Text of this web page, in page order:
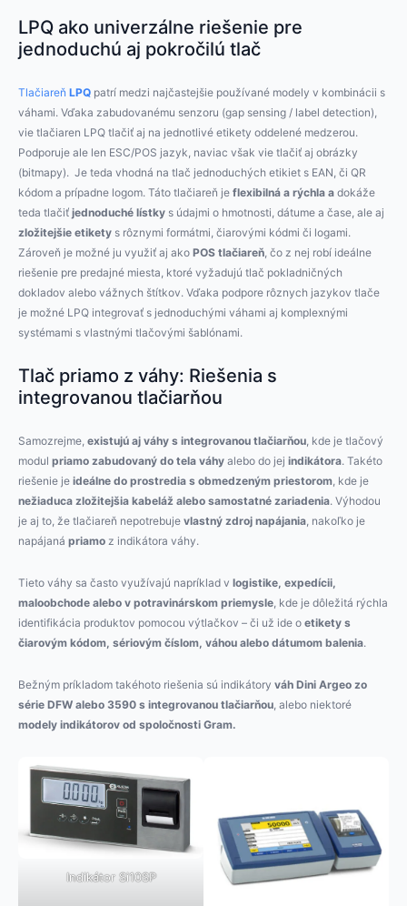
LPQ ako univerzálne riešenie pre
jednoduchú aj pokročilú tlač
Tlačiareň LPQ patrí medzi najčastejšie používané modely v kombinácii s
váhami. Vďaka zabudovanému senzoru (gap sensing / label detection),
vie tlačiaren LPQ tlačiť aj na jednotlivé etikety oddelené medzerou.
Podporuje ale len ESC/POS jazyk, naviac však vie tlačiť aj obrázky
(bitmapy). Je teda vhodná na tlač jednoduchých etikiet s EAN, či QR
kódom a prípadne logom. Táto tlačiareň je flexibilná a rýchla a dokáže
teda tlačiť jednoduché lístky s údajmi o hmotnosti, dátume a čase, ale aj
zložitejšie etikety s rôznymi formátmi, čiarovými kódmi či logami.
Zároveň je možné ju využiť aj ako POS tlačiareň, čo z nej robí ideálne
riešenie pre predajné miesta, ktoré vyžadujú tlač pokladničných
dokladov alebo vážnych štítkov. Vďaka podpore rôznych jazykov tlače
je možné LPQ integrovať s jednoduchými váhami aj komplexnými
systémami s vlastnými tlačovými šablónami.
Tlač priamo z váhy: Riešenia s
integrovanou tlačiarňou
Samozrejme, existujú aj váhy s integrovanou tlačiarňou, kde je tlačový
modul priamo zabudovaný do tela váhy alebo do jej indikátora. Takéto
riešenie je ideálne do prostredia s obmedzeným priestorom, kde je
nežiaduca zložitejšia kabeláž alebo samostatné zariadenia. Výhodou
je aj to, že tlačiareň nepotrebuje vlastný zdroj napájania, nakoľko je
napájaná priamo z indikátora váhy.
Tieto váhy sa často využívajú napríklad v logistike, expedícii,
maloobchode alebo v potravinárskom priemysle, kde je dôležitá rýchla
identifikácia produktov pomocou výtlačkov – či už ide o etikety s
čiarovým kódom, sériovým číslom, váhou alebo dátumom balenia.
Bežným príkladom takéhoto riešenia sú indikátory váh Dini Argeo zo
série DFW alebo 3590 s integrovanou tlačiarňou, alebo niektoré
modely indikátorov od spoločnosti Gram.
Indikátor Si10SP